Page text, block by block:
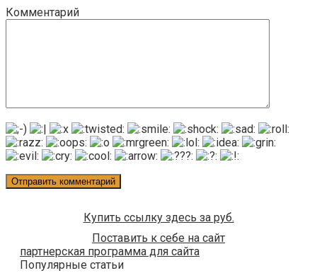
Комментарий
Купить ссылку здесь за руб.
Поставить к себе на сайт
партнерская программа для сайта
Популярные статьи